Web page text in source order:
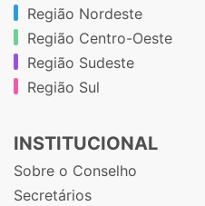
Região Nordeste
Região Centro-Oeste
Região Sudeste
Região Sul
INSTITUCIONAL
Sobre o Conselho
Secretários